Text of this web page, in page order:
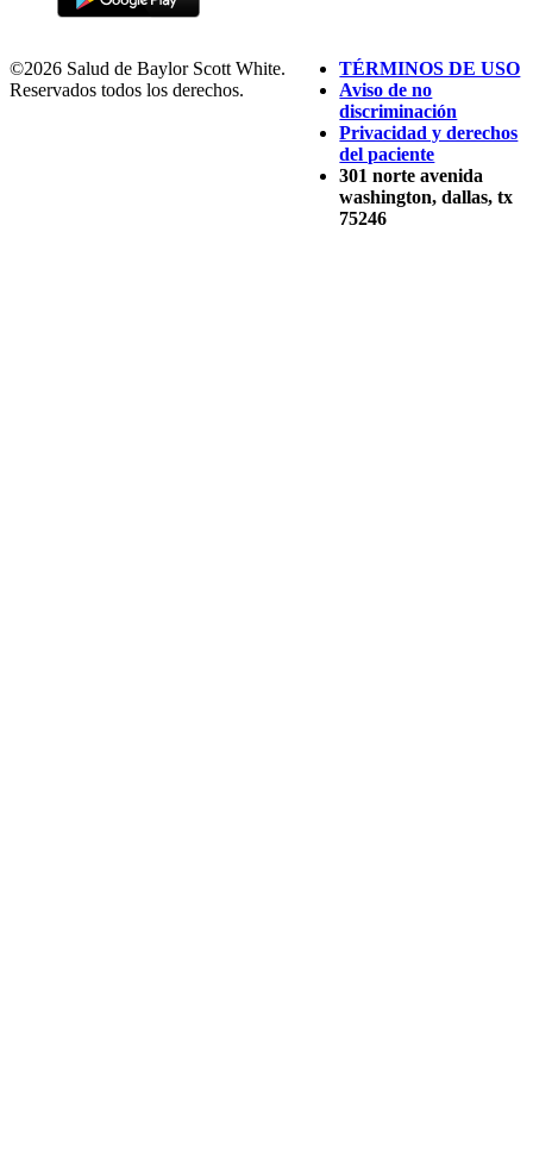
©2026 Salud de Baylor Scott White.
Reservados todos los derechos.
TÉRMINOS DE USO
Aviso de no
discriminación
Privacidad y derechos
del paciente
301 norte avenida
washington, dallas, tx
75246